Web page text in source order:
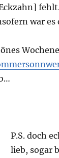
war
P.S. doch
lieb, sogar